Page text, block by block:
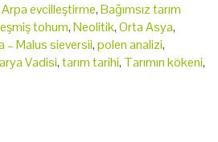
Arpa evcilleştirme,Bağımsız tarım
tohum,Neolitik,Orta Asya,
– Malus sieversii,polen analizi,
Vadisi,tarım tarihi, Tarımın kökeni,